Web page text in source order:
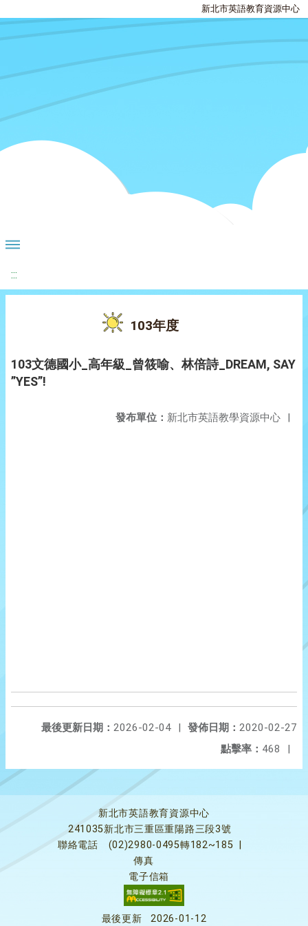
新北市英語教育資源中心
:::
103年度
103文德國小_高年級_曾筱喻、林倍詩_DREAM, SAY
”YES”!
發布單位： 新北市英語教學資源中心 |
發佈日期： 2020-02-27
最後更新日期： 2026-02-04
|
點擊率： 468 |
新北市英語教育資源中心
241035新北市三重區重陽路三段3號
聯絡電話
(02)2980-0495轉182~185
傳真
電子信箱
最後更新 2026-01-12